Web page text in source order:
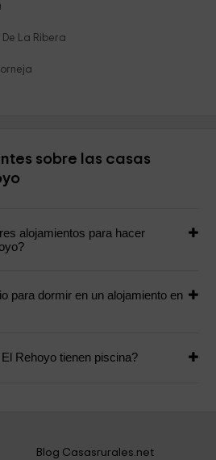
La Ribera
sobre las casas
alojamientos para hacer
para dormir en un alojamiento en
Rehoyo tienen piscina?
Blog Casasrurales.net